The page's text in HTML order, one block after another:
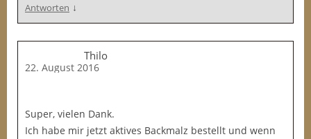
Antworten ↓
Thilo
22. August 2016
Super, vielen Dank.
Ich habe mir jetzt aktives Backmalz bestellt und wenn